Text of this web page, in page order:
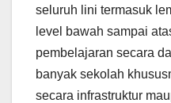
seluruh lini termasuk
level bawah sampai
pembelajaran secara
banyak sekolah
secara infrastruktur